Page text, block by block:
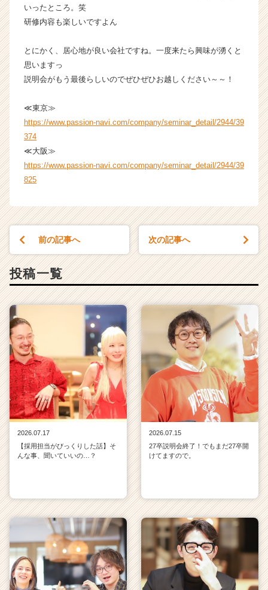
e
r
r）
いったところ。笑
研修内容も楽しいですよん
とにかく、居心地が良い会社ですね。一度来たら興味が湧くと
思いますっ
説明会がもう最後らしいのでぜひぜひお越しください～～！
≪東京≫
https://www.passion-navi.com/company/seminar_detail/2944/39
374
≪大阪≫
https://www.passion-navi.com/company/seminar_detail/2944/39
825
前の記事へ 次の記事へ
投稿一覧
2026.07.17
【採用担当がびっくりした話】そ
んな事、聞いていいの…？
2026.07.15
27卒説明会終了！でもまだ27卒開
けてますので。